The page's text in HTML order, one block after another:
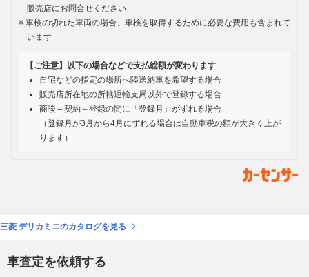
販売店にお問合せください
車検の切れた車両の場合、車検を取得するために必要な費用も含まれて
います
【ご注意】以下の場合などで支払総額が変わります
自宅などの指定の場所へ陸送納車を希望する場合
販売店所在地の所轄運輸支局以外で登録する場合
商談～契約～登録の間に「登録月」がずれる場合
（登録月が3月から4月にずれる場合は自動車税の額が大きく上が
ります）
三菱 デリカミニのカタログを見る
車査定を依頼する